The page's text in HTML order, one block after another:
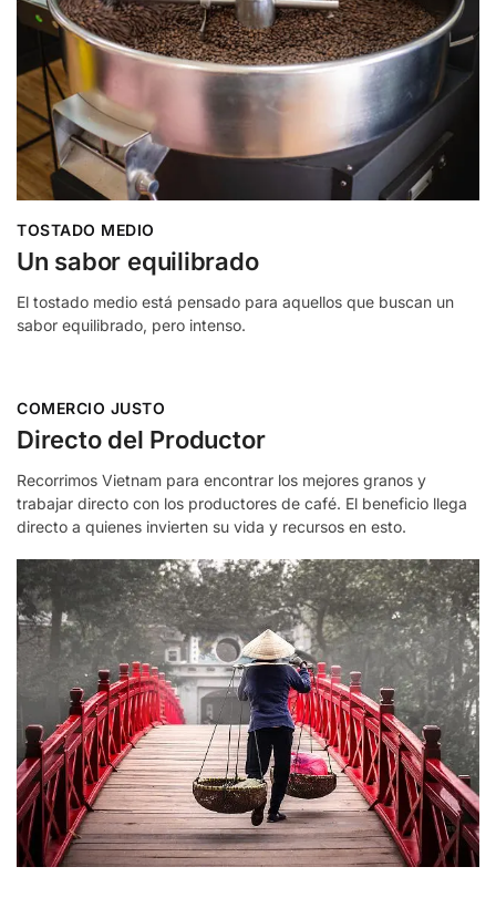
TOSTADO MEDIO
Un sabor equilibrado
El tostado medio está pensado para aquellos que buscan un
sabor equilibrado, pero intenso.
COMERCIO JUSTO
Directo del Productor
Recorrimos Vietnam para encontrar los mejores granos y
trabajar directo con los productores de café. El beneficio llega
directo a quienes invierten su vida y recursos en esto.